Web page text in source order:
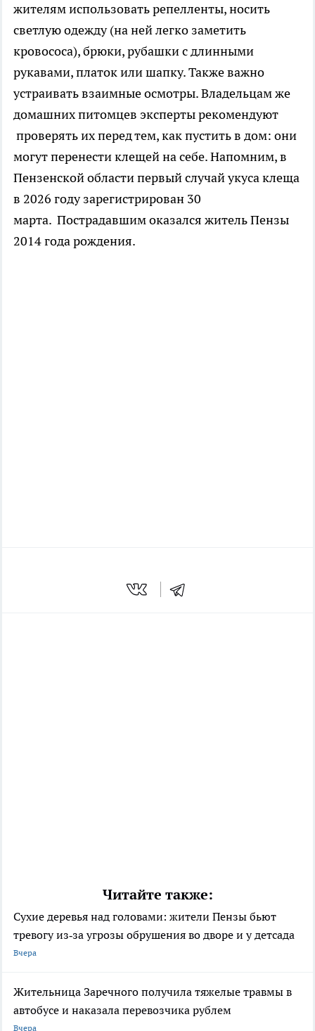
жителям использовать репелленты, носить
светлую одежду (на ней легко заметить
кровососа), брюки, рубашки с длинными
рукавами, платок или шапку. Также важно
устраивать взаимные осмотры. Владельцам же
домашних питомцев эксперты рекомендуют
проверять их перед тем, как пустить в дом: они
могут перенести клещей на себе. Напомним, в
Пензенской области первый случай укуса клеща
в 2026 году зарегистрирован 30
марта. Пострадавшим оказался житель Пензы
2014 года рождения.
Читайте также:
Сухие деревья над головами: жители Пензы бьют
тревогу из‑за угрозы обрушения во дворе и у детсада
Вчера
Жительница Заречного получила тяжелые травмы в
автобусе и наказала перевозчика рублем
Вчера